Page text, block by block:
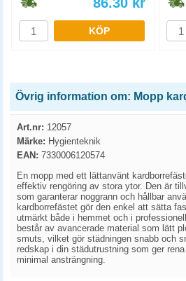
KÖP
Övrig information om: Mopp
Art.nr: 12057
Märke: Hygienteknik
EAN: 7330006120574
En mopp med ett lättanvänt
effektiv rengöring av stora ytor. Den är
som garanterar noggrann och hållbar
kardborrefästet gör den enkel att sätta
utmärkt både i hemmet och i
består av avancerade material som lätt
smuts, vilket gör städningen snabb och
redskap i din städutrustning som ger
minimal ansträngning.